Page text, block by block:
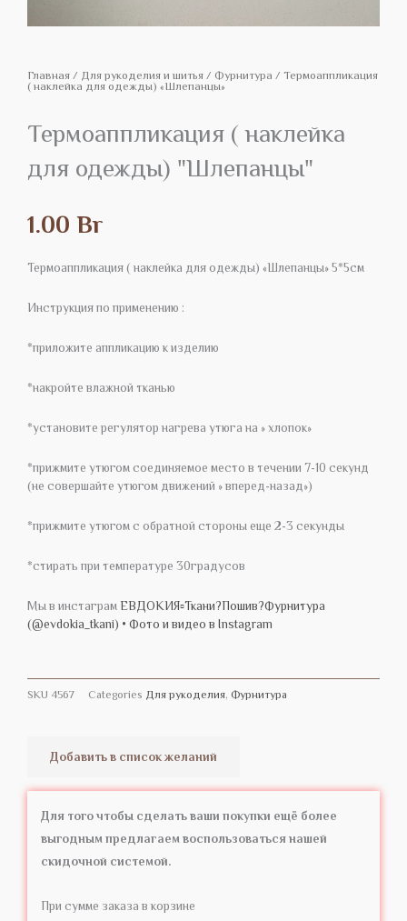
Главная / Для рукоделия и шитья / Фурнитура / Термоаппликация
( наклейка для одежды) «Шлепанцы»
Термоаппликация ( наклейка
для одежды) "Шлепанцы"
1.00 Br
Термоаппликация ( наклейка для одежды) «Шлепанцы» 5*5см
Инструкция по применению :
*приложите аппликацию к изделию
*накройте влажной тканью
*установите регулятор нагрева утюга на » хлопок»
*прижмите утюгом соединяемое место в течении 7-10 секунд
(не совершайте утюгом движений » вперед-назад»)
*прижмите утюгом с обратной стороны еще 2-3 секунды
*стирать при температуре 30градусов
Мы в инстаграм ЕВДОКИЯ▫️Ткани?Пошив?Фурнитура
(@evdokia_tkani) • Фото и видео в Instagram
SKU 4567 Categories Для рукоделия, Фурнитура
Добавить в список желаний
Для того чтобы сделать ваши покупки ещё более
выгодным предлагаем воспользоваться нашей
скидочной системой.
При сумме заказа в корзине